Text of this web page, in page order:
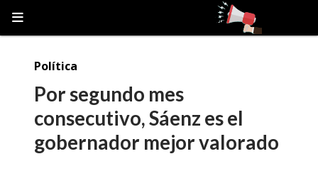
Por segundo mes
consecutivo, Sáenz es el
gobernador mejor valorado
Política